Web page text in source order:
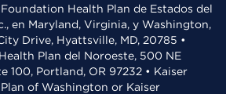
Health Plan de Estados del
en Maryland, Virginia, y Washington,
Drive, Hyattsville, MD, 20785 •
Plan del Noroeste, 500 NE
100, Portland, OR 97232 • Kaiser
of Washington or Kaiser